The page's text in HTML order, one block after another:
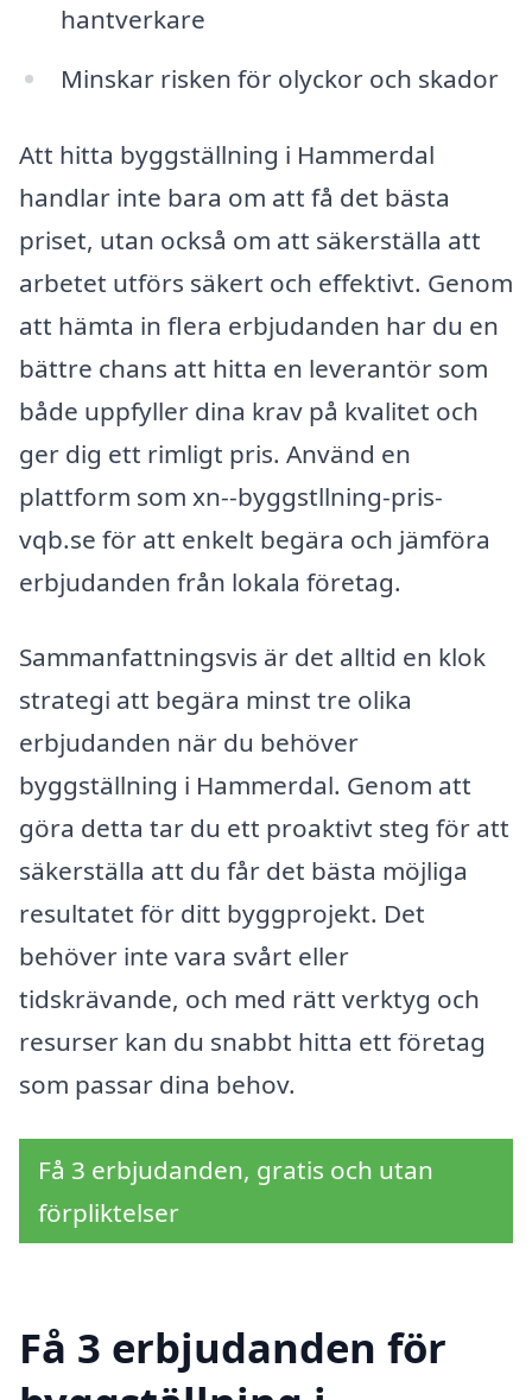
hantverkare
Minskar risken för olyckor och skador
Att hitta byggställning i Hammerdal
handlar inte bara om att få det bästa
priset, utan också om att säkerställa att
arbetet utförs säkert och effektivt. Genom
att hämta in flera erbjudanden har du en
bättre chans att hitta en leverantör som
både uppfyller dina krav på kvalitet och
ger dig ett rimligt pris. Använd en
plattform som xn--byggstllning-pris-
vqb.se för att enkelt begära och jämföra
erbjudanden från lokala företag.
Sammanfattningsvis är det alltid en klok
strategi att begära minst tre olika
erbjudanden när du behöver
byggställning i Hammerdal. Genom att
göra detta tar du ett proaktivt steg för att
säkerställa att du får det bästa möjliga
resultatet för ditt byggprojekt. Det
behöver inte vara svårt eller
tidskrävande, och med rätt verktyg och
resurser kan du snabbt hitta ett företag
som passar dina behov.
Få 3 erbjudanden, gratis och utan
förpliktelser
Få 3 erbjudanden för